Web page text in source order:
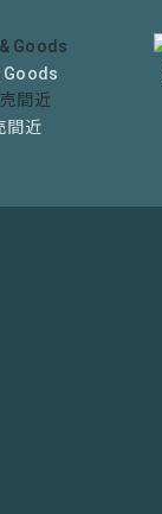
Goods
間近